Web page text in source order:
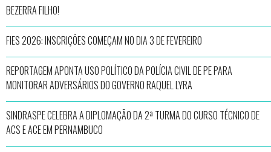
BEZERRA FILHO!
FIES 2026: INSCRIÇÕES COMEÇAM NO DIA 3 DE FEVEREIRO
REPORTAGEM APONTA USO POLÍTICO DA POLÍCIA CIVIL DE PE PARA
MONITORAR ADVERSÁRIOS DO GOVERNO RAQUEL LYRA
SINDRASPE CELEBRA A DIPLOMAÇÃO DA 2ª TURMA DO CURSO TÉCNICO DE
ACS E ACE EM PERNAMBUCO